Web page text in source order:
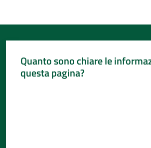
Mostre
Percorsi
Quanto sono chiare le
questa pagina?